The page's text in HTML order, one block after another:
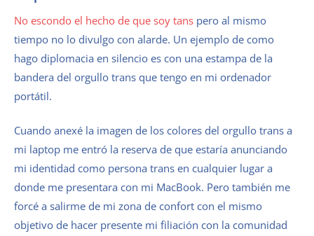
No escondo el hecho de que soy tans pero al mismo
tiempo no lo divulgo con alarde. Un ejemplo de como
hago diplomacia en silencio es con una estampa de la
bandera del orgullo trans que tengo en mi ordenador
portátil.
Cuando anexé la imagen de los colores del orgullo trans a
mi laptop me entró la reserva de que estaría anunciando
mi identidad como persona trans en cualquier lugar a
donde me presentara con mi MacBook. Pero también me
forcé a salirme de mi zona de confort con el mismo
objetivo de hacer presente mi filiación con la comunidad